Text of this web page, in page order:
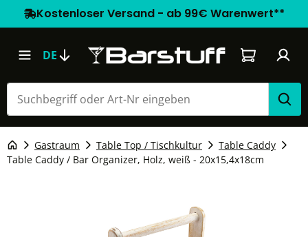
Kostenloser Versand - ab 99€ Warenwert**
DE Warenkorb
Gastraum Table Top / Tischkultur
Table Caddy
Table Caddy / Bar Organizer, Holz, weiß - 20x15,4x18cm